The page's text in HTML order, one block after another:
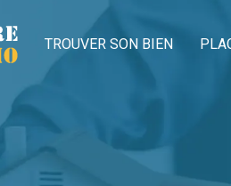
TROUVER SON BIEN